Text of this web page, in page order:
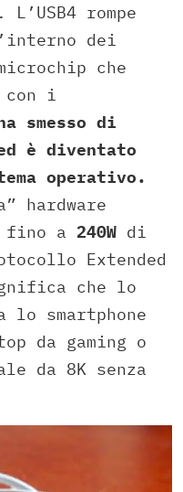
rompe
dei
che
con i
smesso di
è diventato
operativo.
hardware
fino a 240W di
Extended
che lo
smartphone
da gaming o
da 8K senza